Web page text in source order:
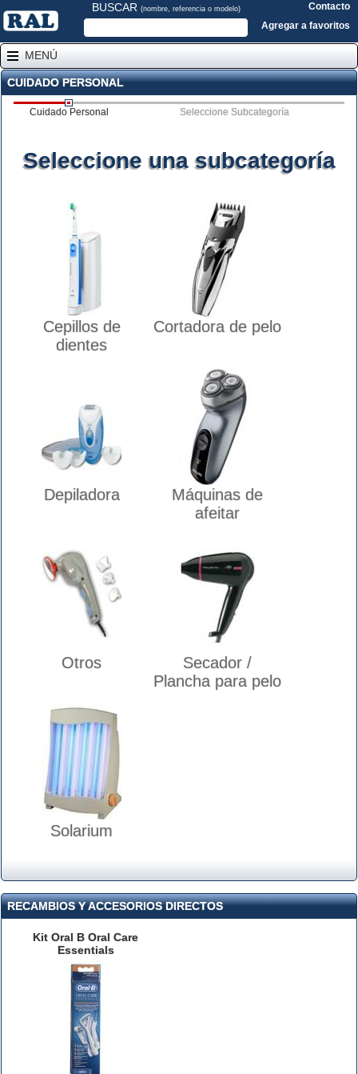
BUSCAR (nombre, referencia o modelo)
Contacto
Agregar a favoritos
MENÚ
CUIDADO PERSONAL
Cuidado Personal Seleccione Subcategoría
Seleccione una subcategoría
Cepillos de
dientes
Cortadora de pelo
Depiladora
Máquinas de
afeitar
Otros
Secador /
Plancha para pelo
Solarium
RECAMBIOS Y ACCESORIOS DIRECTOS
Kit Oral B Oral Care
Essentials